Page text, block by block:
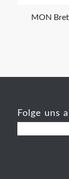
MON
Folge uns